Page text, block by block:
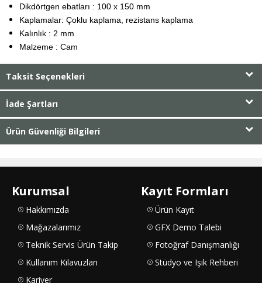
Dikdörtgen ebatları : 100 x 150 mm
Kaplamalar: Çoklu kaplama, rezistans kaplama
Kalınlık : 2 mm
Malzeme : Cam
Taksit Seçenekleri
İade Şartları
Ürün Güvenliği Bilgileri
Kurumsal
Hakkımızda
Mağazalarımız
Teknik Servis Ürün Takip
Kullanım Kılavuzları
Kariyer
Kayıt Formları
Ürün Kayıt
GFX Demo Talebi
Fotoğraf Danışmanlığı
Stüdyo ve Işık Rehberi